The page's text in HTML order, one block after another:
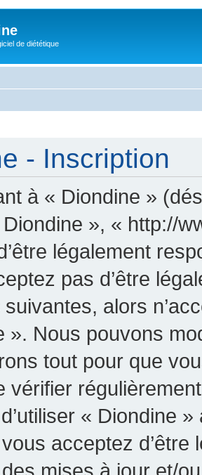
de diététique
- Inscription
à « Diondine »
», « http://
légalement
pas d’être
alors
». Nous pouvons
tout pour que
vérifier
« Diondine
acceptez